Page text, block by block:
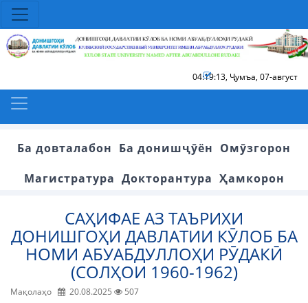
04:19:14, Ҷумъа, 07-август
Ба довталабон Ба донишҷӯён Омӯзгорон
Магистратура Докторантура Ҳамкорон
САҲИФАЕ АЗ ТАЪРИХИ
ДОНИШГОҲИ ДАВЛАТИИ КӮЛОБ БА
НОМИ АБУАБДУЛЛОҲИ РӮДАКӢ
(СОЛҲОИ 1960-1962)
Мақолаҳо 20.08.2025 507